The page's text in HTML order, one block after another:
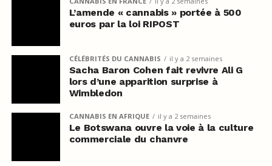
L’amende « cannabis » portée à 500
euros par la loi RIPOST
CÉLÉBRITÉS DU CANNABIS il y a 2 semaines
Sacha Baron Cohen fait revivre Ali G
lors d’une apparition surprise à
Wimbledon
CANNABIS EN AFRIQUE il y a 2 semaines
Le Botswana ouvre la voie à la culture
commerciale du chanvre